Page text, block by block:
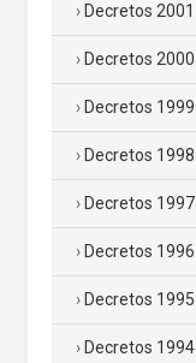
Decretos 2001
Decretos 2000
Decretos 1999
Decretos 1998
Decretos 1997
Decretos 1996
Decretos 1995
Decretos 1994